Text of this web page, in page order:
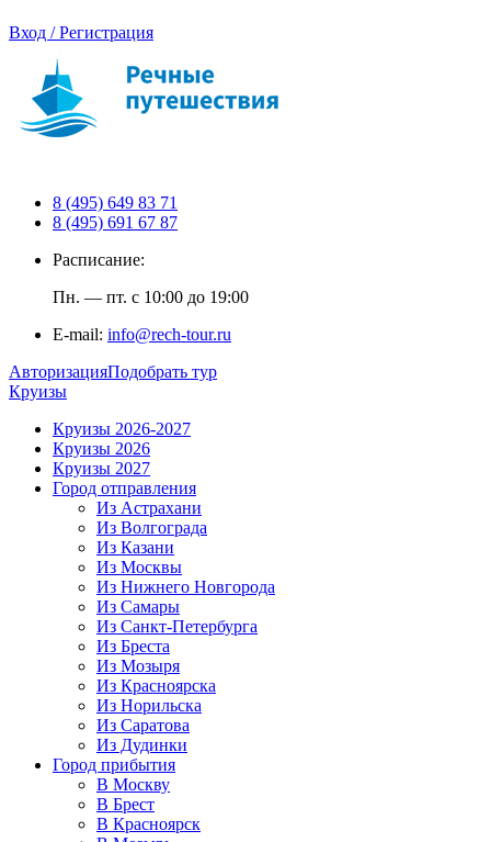
Вход / Регистрация
8 (495) 649 83 71
8 (495) 691 67 87
Расписание:
Пн. — пт. с 10:00 до 19:00
E-mail: info@rech-tour.ru
АвторизацияПодобрать тур
Круизы
Круизы 2026-2027
Круизы 2026
Круизы 2027
Город отправления
Из Астрахани
Из Волгограда
Из Казани
Из Москвы
Из Нижнего Новгорода
Из Самары
Из Санкт-Петербурга
Из Бреста
Из Мозыря
Из Красноярска
Из Норильска
Из Саратова
Из Дудинки
Город прибытия
В Москву
В Брест
В Красноярск